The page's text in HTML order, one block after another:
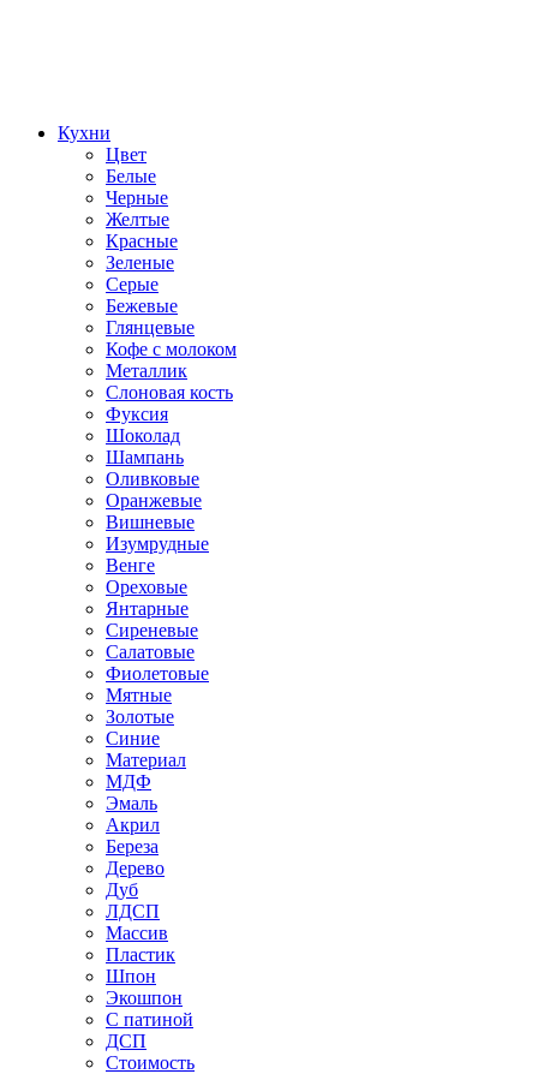
Кухни
Цвет
Белые
Черные
Желтые
Красные
Зеленые
Серые
Бежевые
Глянцевые
Кофе с молоком
Металлик
Слоновая кость
Фуксия
Шоколад
Шампань
Оливковые
Оранжевые
Вишневые
Изумрудные
Венге
Ореховые
Янтарные
Сиреневые
Салатовые
Фиолетовые
Мятные
Золотые
Синие
Материал
МДФ
Эмаль
Акрил
Береза
Дерево
Дуб
ЛДСП
Массив
Пластик
Шпон
Экошпон
С патиной
ДСП
Стоимость